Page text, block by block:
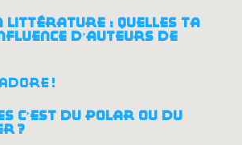
littérature : quelles ta
d’auteurs de
!
c’est du polar ou du
?